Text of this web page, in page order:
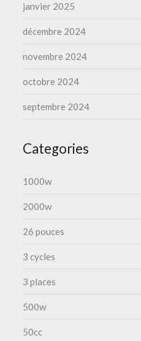
janvier 2025
décembre 2024
novembre 2024
octobre 2024
septembre 2024
Categories
1000w
2000w
26 pouces
3 cycles
3 places
500w
50cc